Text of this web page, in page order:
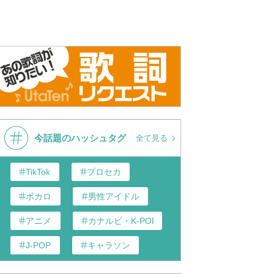
今話題のハッシュタグ 全て見る
TikTok プロセカ
ボカロ 男性アイドル
アニメ カナルビ・K-POP和訳
J-POP キャラソン